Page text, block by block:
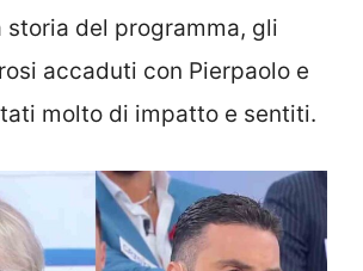
storia del programma, gli
accaduti con Pierpaolo e
molto di impatto e sentiti.